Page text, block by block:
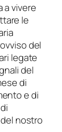
a vivere
le
del
legate
del
di
e di
nostro